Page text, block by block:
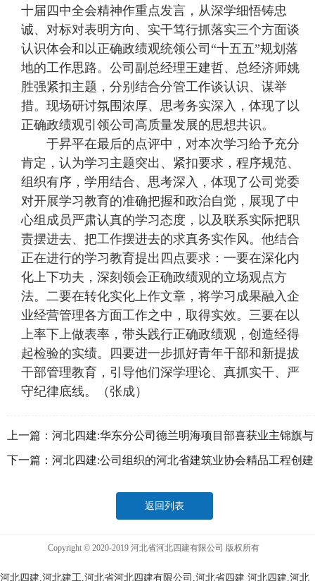
十届四中全会精神作重点发言，从深学细悟铸忠
诚、对标对表明方向、实干笃行抓落实三个方面谈
认识体会和以正确政绩观统领公司“十五五”规划落
地的工作思路。公司副总经理王建哲、总经济师姚
胜强紧扣主题，分别结合分管工作谈认识、谋举
措。现场研讨氛围浓厚、思考务实深入，体现了以
正确政绩观引领公司高质量发展的思想共识。
于昇平在最后的点评中，对本次学习给予充分
肯定，认为学习主题突出、紧扣要求，程序规范、
组织有序，学用结合、思考深入，体现了公司党委
对开展学习教育的准确把握和政治自觉，展现了中
心组成员严肃认真的学习态度，以及联系实际把职
责摆进去、把工作摆进去的求真务实作风。他结合
正在进行的学习教育提出四点要求：一要在深化内
化上下功夫，深刻领会正确政绩观的立场观点方
法。二要在转化实化上作文章，将学习成果融入企
业经营管理各方面工作之中，取得实效。三要在以
上率下上做表率，带头践行正确政绩观，创造经得
起检验的实绩。四要进一步抓好青年干部和新提拔
干部管理教育，引导他们深学理论、真抓实干、严
守纪律底线。（张成）
上一篇： 河北四建:华东分公司德兰明海项目部喜获业主锦旗与
感谢信
下一篇： 河北四建:公司组织的河北省建筑业协会精品工程创建
返回列表
Copyright © 2020-2019 河北省河北四建有限公司 版权所有
河北四建,河北建工,河北省河北四建有限公司,河北省四建 河北四建,河北